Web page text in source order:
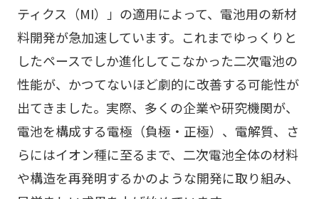
ティクス（MI）」の適用によって、電池用の新材
料開発が急加速しています。これまでゆっくりと
したペースでしか進化してこなかった二次電池の
性能が、かつてないほど劇的に改善する可能性が
出てきました。実際、多くの企業や研究機関が、
電池を構成する電極（負極・正極）、電解質、さ
らにはイオン種に至るまで、二次電池全体の材料
や構造を再発明するかのような開発に取り組み、